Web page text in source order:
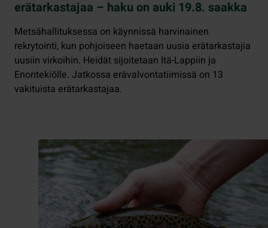
erätarkastajaa – haku on auki 19.8. saakka
Metsähallituksessa on käynnissä harvinainen
rekrytointi, kun pohjoiseen haetaan uusia erätarkastajia
uusiin virkoihin. Heidät sijoitetaan Itä-Lappiin ja
Enontekiölle. Jatkossa erävalvontatiimissä on 13
vakituista erätarkastajaa.